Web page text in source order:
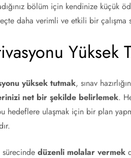
bölüm için kendinize küçük
daha verimli ve etkili bir
Yüksek
yüksek tutmak, sınav
net bir şekilde belirlemek.
hedeflere ulaşmak için bir plan
sürecindedüzenli molalar vermek